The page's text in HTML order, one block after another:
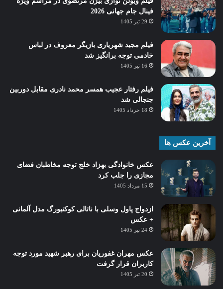
فینال جام جهانی 2026
29 تیر 1405
فیلم مجید شهریاری بازیگر معروف در لباس
خادمی توجه برانگیز شد
16 تیر 1405
فیلم رفتار عجیب همسر محمد نادری مقابل دوربین
جنجالی شد
18 خرداد 1405
آخرین عکس ها
عکس خانوادگی بهزاد خلج توجه مخاطبان فضای
مجازی را جلب کرد
15 مرداد 1405
ازدواج پاول وسلی با ناتالی کوکنبورگ مدل آلمانی
+ عکس
24 تیر 1405
عکس مهران غفوریان برای رهبر شهید مورد توجه
کاربران قرار گرفت
20 تیر 1405